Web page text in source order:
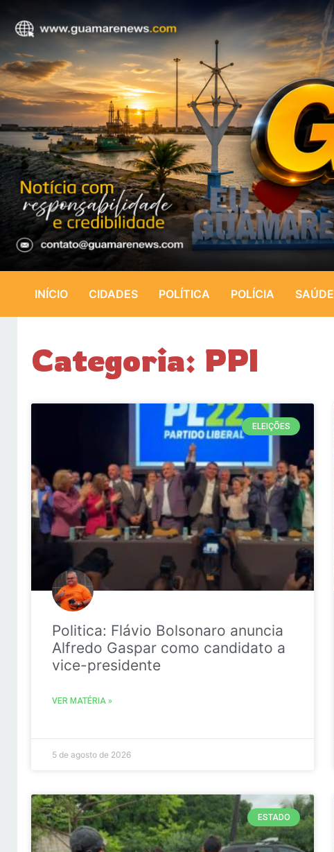
INÍCIO CIDADES POLÍTICA POLÍCIA SAÚDE
Categoria: PPI
ELEIÇÕES
Politica: Flávio Bolsonaro anuncia
Alfredo Gaspar como candidato a
vice-presidente
VER MATÉRIA »
5 de agosto de 2026
ESTADO